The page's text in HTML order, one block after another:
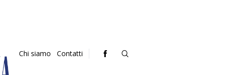
Chi siamo Contatti